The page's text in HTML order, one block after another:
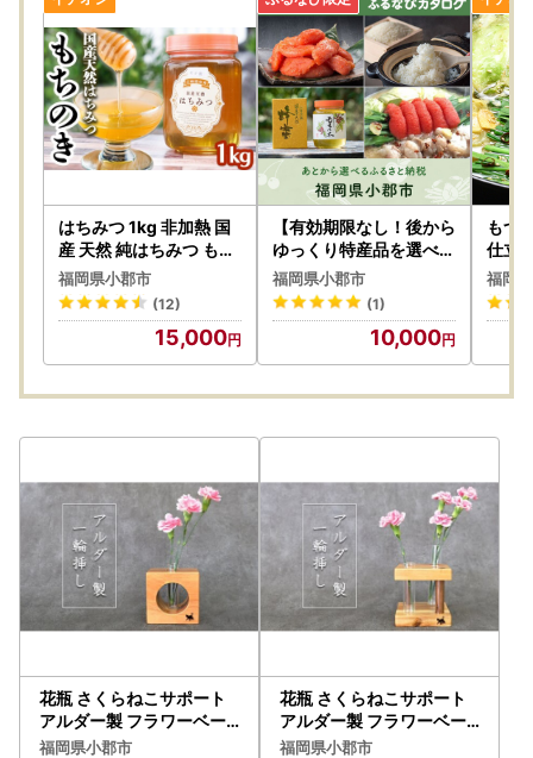
【ふるさと納税の年末・年始の取り扱いについて】
■お申し込みとご入金について
年末年始も通常通り、お申し込みを受け付けております。
ただし、令和7年12月31日までに当庁にて入金が確認できた
お申し込みのみ、令和7年分の寄附として取り扱いますの
で、ご注意ください。
「クレジット決済」の場合
令和7年12月31日までに決済処理が完了しているもの
「クレジット決済以外」の場合
お申し込みが令和7年12月14日までで、令和7年12月31日ま
でに当庁にて入金確認できたもの
■ 寄附金受領証明書発行について
なお、12月26日以降にご入金の確認がとれたものにつきま
しては、年明けより順次発行し1月中旬までに郵送いたしま
す。
1月末日までに寄附金受領証明書が届かない場合にはご連絡
ください。
でに申請書が当庁まで届くように発送ください。
マイナンバーに関する添付書類に漏れのないようご注意くだ
さい。
はちみつ 1kg 非加熱 国
産 天然 純はちみつ もち
の木 蜂蜜 ハチミツ 天然
蜂蜜 天然はちみつ 国産
はちみつ 国産蜂蜜 無添
加 無加工 非加熱はちみ
つ 非加熱蜂蜜 瓶詰め 福
福岡県小郡市
(12)
15,000
【有効期限なし！後から
ゆっくり特産品を選べる
】福岡県小郡市カタログ
ポイント
福岡県小郡市
(1)
10,000
もつ
仕立
詰め
もつ
牛も
ん麺
福岡
花瓶 さくらねこサポート
アルダー製 フラワーベー
ス 1本 インテリア
福岡県小郡市
花瓶 さくらねこサポート
アルダー製 フラワーベー
ス 2本 インテリア
福岡県小郡市